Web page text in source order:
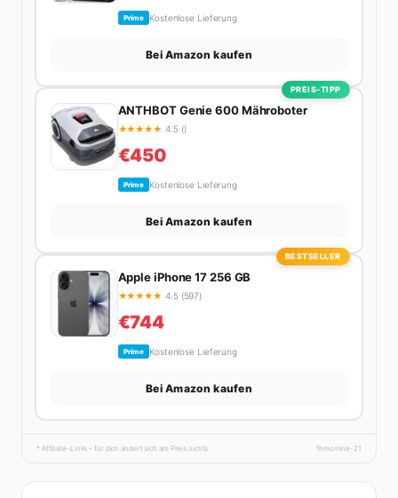
Prime Kostenlose Lieferung
Bei Amazon kaufen
PREIS-TIPP
ANTHBOT Genie 600 Mähroboter
★★★★★ 4.5 ()
€450
Prime Kostenlose Lieferung
Bei Amazon kaufen
BESTSELLER
Apple iPhone 17 256 GB
★★★★★ 4.5 (597)
€744
Prime Kostenlose Lieferung
Bei Amazon kaufen
* Affiliate-Links – für dich ändert sich am Preis nichts. fhmonline-21